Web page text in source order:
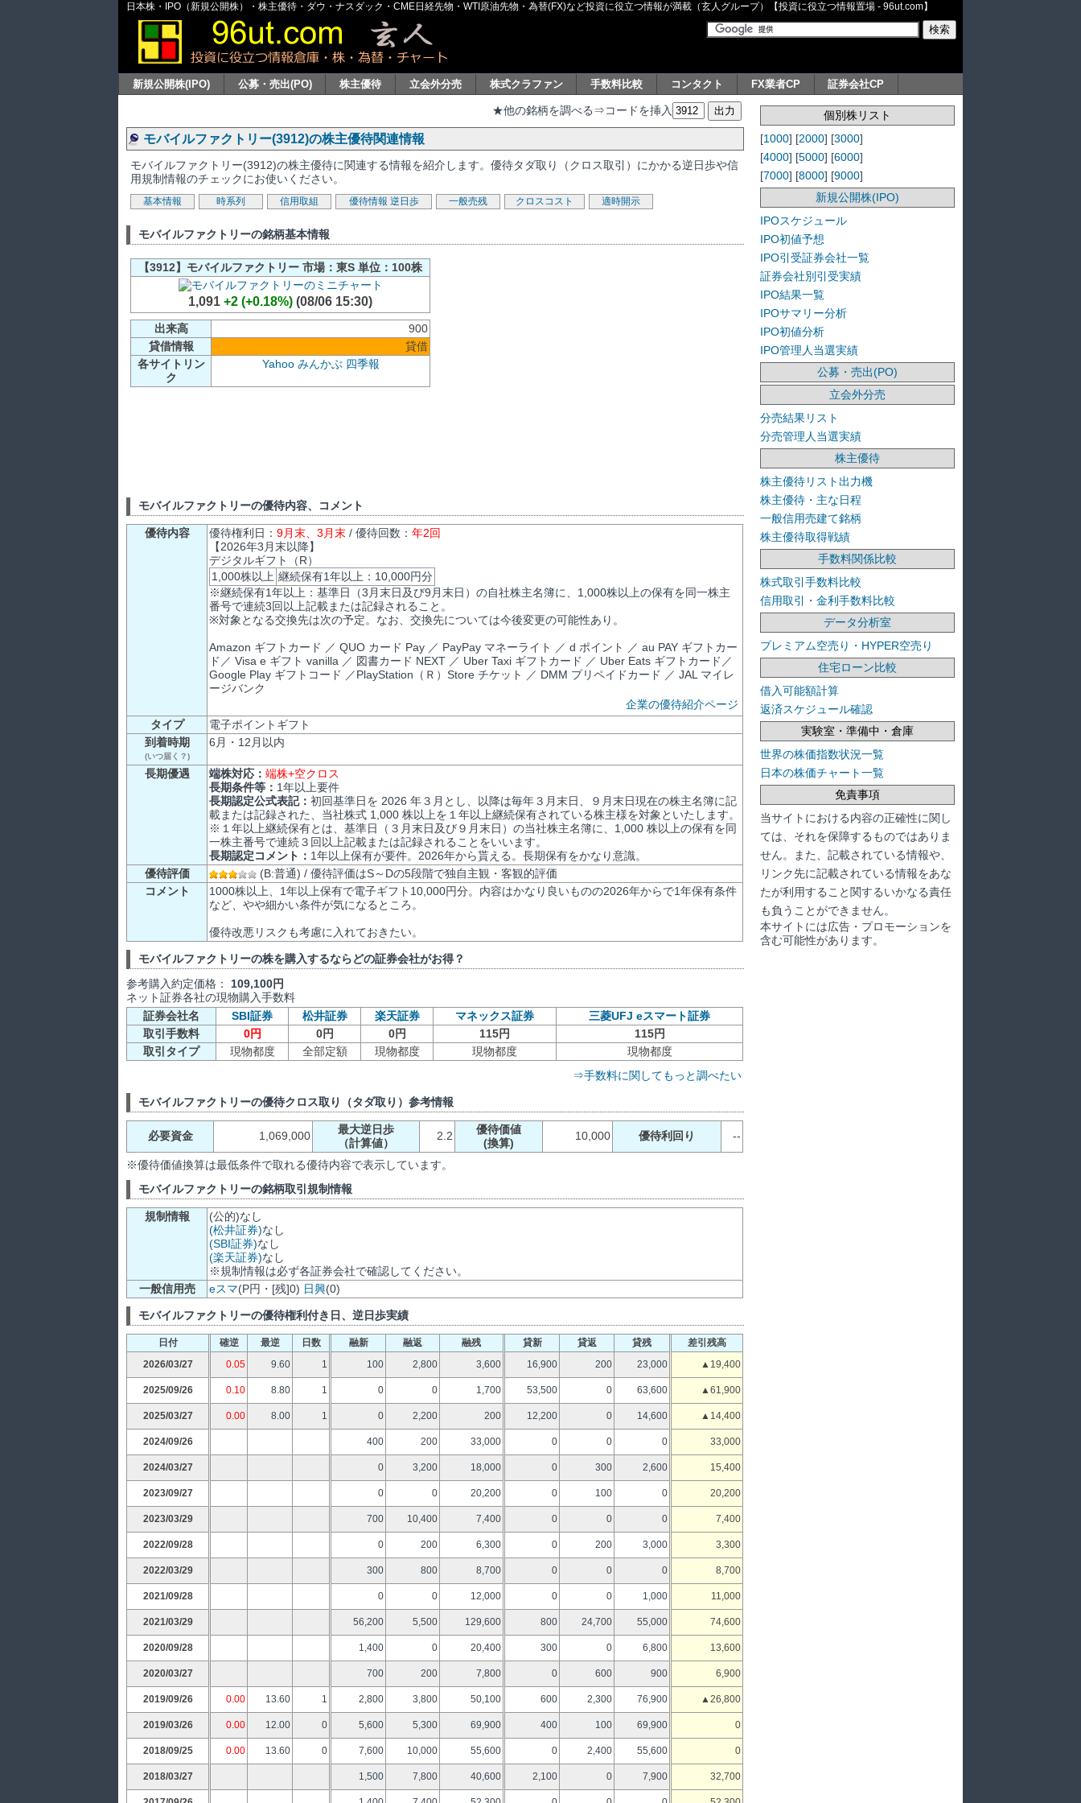
日本株・IPO（新規公開株）・株主優待・ダウ・ナスダック・CME日経先物・WTI原油先物・為替(FX)など投資に役立つ情報が満載（玄人グループ）【投資に役立つ情報置場 - 96ut.com】
新規公開株(IPO) 公募・売出(PO) 株主優待 立会外分売 株式クラファン 手数料比較 コンタクト FX業者CP 証券会社CP
★他の銘柄を調べる⇒コードを挿入
モバイルファクトリー(3912)の株主優待関連情報
モバイルファクトリー(3912)の株主優待に関連する情報を紹介します。優待タダ取り（クロス取引）にかかる逆日歩や信
用規制情報のチェックにお使いください。
基本情報 時系列 信用取組 優待情報 逆日歩 一般売残 クロスコスト 適時開示
モバイルファクトリーの銘柄基本情報
【3912】モバイルファクトリー 市場：東S 単位：100株
1,091 +2 (+0.18%) (08/06 15:30)
出来高
900
貸借情報
貸借
各サイトリン
ク
Yahoo みんかぶ 四季報
モバイルファクトリーの優待内容、コメント
優待内容 優待権利日： 9月末、3月末 / 優待回数： 年2回
【2026年3月末以降】
デジタルギフト（R）
1,000株以上 継続保有1年以上：10,000円分
※継続保有1年以上：基準日（3月末日及び9月末日）の自社株主名簿に、1,000株以上の保有を同一株主
番号で連続3回以上記載または記録されること。
※対象となる交換先は次の予定。なお、交換先については今後変更の可能性あり。
Amazon ギフトカード ／ QUO カード Pay ／ PayPay マネーライト ／ d ポイント ／ au PAY ギフトカー
ド／ Visa e ギフト vanilla ／ 図書カード NEXT ／ Uber Taxi ギフトカード ／ Uber Eats ギフトカード／
Google Play ギフトコード ／PlayStation（Ｒ）Store チケット ／ DMM プリペイドカード ／ JAL マイレ
ージバンク
企業の優待紹介ページ
タイプ
電子ポイントギフト
到着時期
(いつ届く？)
6月・12月以内
長期優遇 端株対応： 端株+空クロス
長期条件等： 1年以上要件
長期認定公式表記： 初回基準日を 2026 年３月とし、以降は毎年３月末日、９月末日現在の株主名簿に記
載または記録された、当社株式 1,000 株以上を１年以上継続保有されている株主様を対象といたします。
※１年以上継続保有とは、基準日（３月末日及び９月末日）の当社株主名簿に、1,000 株以上の保有を同
一株主番号で連続３回以上記載または記録されることをいいます。
長期認定コメント： 1年以上保有が要件。2026年から貰える。長期保有をかなり意識。
優待評価
(B:普通) / 優待評価はS～Dの5段階で独自主観・客観的評価
コメント
1000株以上、1年以上保有で電子ギフト10,000円分。内容はかなり良いものの2026年からで1年保有条件
など、やや細かい条件が気になるところ。
優待改悪リスクも考慮に入れておきたい。
モバイルファクトリーの株を購入するならどの証券会社がお得？
参考購入約定価格： 109,100円
ネット証券各社の現物購入手数料
証券会社名
SBI証券 松井証券 楽天証券 マネックス証券
三菱UFJ eスマート証券
取引手数料
0円 0円 0円 115円
115円
取引タイプ
現物都度 全部定額 現物都度 現物都度
現物都度
⇒手数料に関してもっと調べたい
モバイルファクトリーの優待クロス取り（タダ取り）参考情報
必要資金 1,069,000
最大逆日歩
（計算値）
2.2
優待価値
(換算)
10,000 優待利回り --
※優待価値換算は最低条件で取れる優待内容で表示しています。
モバイルファクトリーの銘柄取引規制情報
規制情報
(公的)なし
(松井証券)なし
(SBI証券)なし
(楽天証券)なし
※規制情報は必ず各証券会社で確認してください。
一般信用売
eスマ(P円・[残]0) 日興(0)
モバイルファクトリーの優待権利付き日、逆日歩実績
日付 確逆 最逆 日数 融新 融返 融残 貸新 貸返 貸残 差引残高
2026/03/27 0.05 9.60 1 100 2,800 3,600 16,900 200 23,000 ▲19,400
2025/09/26 0.10 8.80 1 0 0 1,700 53,500 0 63,600 ▲61,900
2025/03/27 0.00 8.00 1 0 2,200 200 12,200 0 14,600 ▲14,400
2024/09/26 400 200 33,000 0 0 0 33,000
2024/03/27 0 3,200 18,000 0 300 2,600 15,400
2023/09/27 0 0 20,200 0 100 0 20,200
2023/03/29 700 10,400 7,400 0 0 0 7,400
2022/09/28 0 200 6,300 0 200 3,000 3,300
2022/03/29 300 800 8,700 0 0 0 8,700
2021/09/28 0 0 12,000 0 0 1,000 11,000
2021/03/29 56,200 5,500 129,600 800 24,700 55,000 74,600
2020/09/28 1,400 0 20,400 300 0 6,800 13,600
2020/03/27 700 200 7,800 0 600 900 6,900
2019/09/26 0.00 13.60 1 2,800 3,800 50,100 600 2,300 76,900 ▲26,800
2019/03/26 0.00 12.00 0 5,600 5,300 69,900 400 100 69,900 0
2018/09/25 0.00 13.60 0 7,600 10,000 55,600 0 2,400 55,600 0
2018/03/27 1,500 7,800 40,600 2,100 0 7,900 32,700
個別株リスト
[1000] [2000] [3000]
[4000] [5000] [6000]
[7000] [8000] [9000]
新規公開株(IPO)
IPOスケジュール
IPO初値予想
IPO引受証券会社一覧
証券会社別引受実績
IPO結果一覧
IPOサマリー分析
IPO初値分析
IPO管理人当選実績
公募・売出(PO)
立会外分売
分売結果リスト
分売管理人当選実績
株主優待
株主優待リスト出力機
株主優待・主な日程
一般信用売建て銘柄
株主優待取得戦績
手数料関係比較
株式取引手数料比較
信用取引・金利手数料比較
データ分析室
プレミアム空売り・HYPER空売り
住宅ローン比較
借入可能額計算
返済スケジュール確認
実験室・準備中・倉庫
世界の株価指数状況一覧
日本の株価チャート一覧
免責事項
当サイトにおける内容の正確性に関し
ては、それを保障するものではありま
せん。また、記載されている情報や、
リンク先に記載されている情報をあな
たが利用すること関するいかなる責任
も負うことができません。
本サイトには広告・プロモーションを
含む可能性があります。